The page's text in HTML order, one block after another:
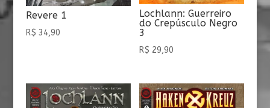
Revere 1
R$ 34,90
Lochlann: Guerreiro
do Crepúsculo Negro
3
R$ 29,90